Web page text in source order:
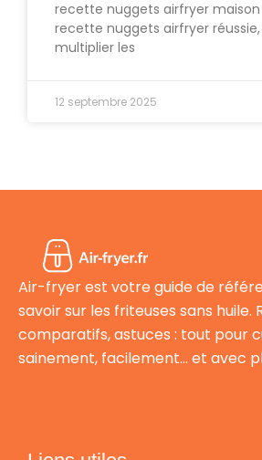
recette nuggets airfryer maison
recette nuggets airfryer
multiplier les
12 septembre 2025
Air-fryer est votre guide de
savoir sur les friteuses sans huile.
comparatifs, astuces : tout pour
sainement, facilement… et avec